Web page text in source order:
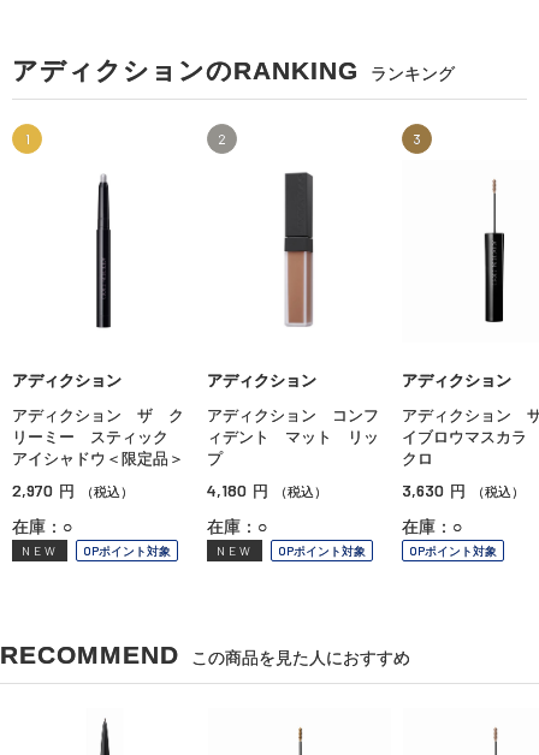
アディクションのRANKING ランキング
1
アディクション
アディクション ザ ク
リーミー スティック
アイシャドウ＜限定品＞
2,970 円 （税込）
在庫：○
NEW OPポイント対象
2
アディクション
アディクション コンフ
ィデント マット リッ
プ
4,180 円 （税込）
在庫：○
NEW OPポイント対象
3
アディクション
アディクション
イブロウマスカ
クロ
3,630 円 （税込）
在庫：○
OPポイント対象
RECOMMEND この商品を見た人におすすめ